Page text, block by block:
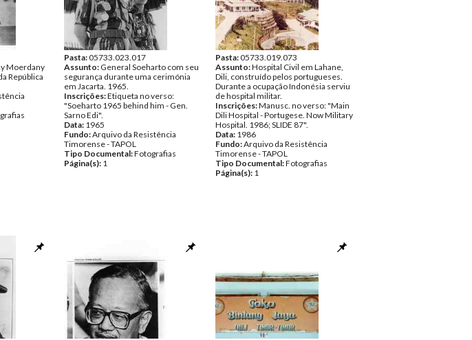
Moerdany
República
Pasta:05733.023.017
Assunto: General Soeharto com seu
segurança durante uma cerimónia
em Jacarta. 1965.
Inscrições:Etiqueta no verso:
"Soeharto 1965 behind him - Gen.
Sarno Edi".
Data: 1965
Fundo:Arquivo da Resistência
Timorense - TAPOL
Tipo Documental:Fotografias
Página(s): 1
Pasta:05733.019.073
Assunto:Hospital Civil em Lahane,
Dili, construído pelos portugueses.
Durante a ocupação Indonésia serviu
de hospital militar.
Inscrições:Manusc. no verso: "Main
Dili Hospital - Portugese. Now Military
Hospital. 1986; SLIDE 87".
Data: 1986
Fundo:Arquivo da Resistência
Timorense - TAPOL
Tipo Documental:Fotografias
Página(s): 1